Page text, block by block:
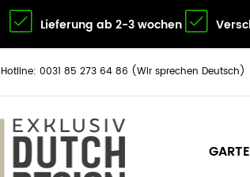
Lieferung ab 2-3 wochen
Hotline: 0031 85 273 64 86 (Wir sprechen Deutsch)